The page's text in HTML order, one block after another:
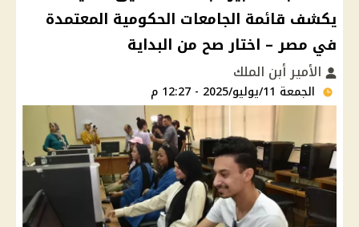
يكشف قائمة الجامعات الحكومية المعتمدة
في مصر – اختار صح من البداية
الأمير أبن الملك
الجمعة 11/يوليو/2025 - 12:27 م